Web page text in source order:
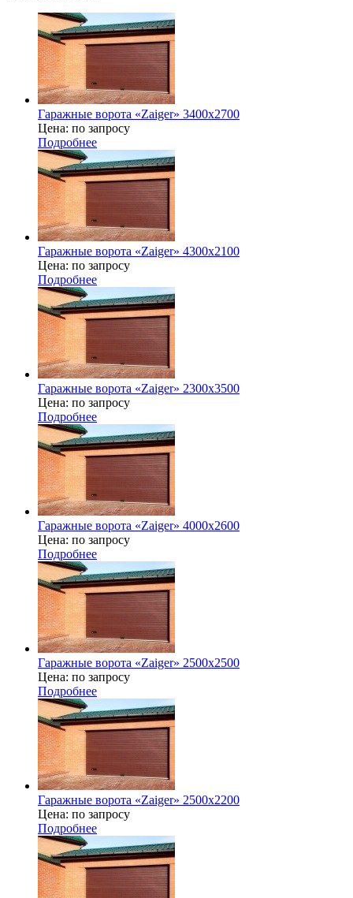
Гаражные ворота «Zaiger» 3400x2700
Цена: по запросу
Подробнее
Гаражные ворота «Zaiger» 4300х2100
Цена: по запросу
Подробнее
Гаражные ворота «Zaiger» 2300х3500
Цена: по запросу
Подробнее
Гаражные ворота «Zaiger» 4000x2600
Цена: по запросу
Подробнее
Гаражные ворота «Zaiger» 2500х2500
Цена: по запросу
Подробнее
Гаражные ворота «Zaiger» 2500х2200
Цена: по запросу
Подробнее